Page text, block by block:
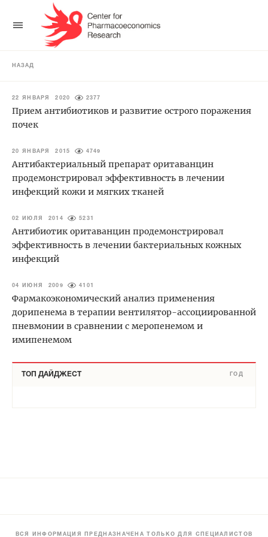
НАЗАД
22 ЯНВАРЯ 2020 2377
Прием антибиотиков и развитие острого поражения
почек
20 ЯНВАРЯ 2015 4749
Антибактериальный препарат оритаванцин
продемонстрировал эффективность в лечении
инфекций кожи и мягких тканей
02 ИЮЛЯ 2014 5231
Антибиотик оритаванцин продемонстрировал
эффективность в лечении бактериальных кожных
инфекций
04 ИЮНЯ 2009 4101
Фармакоэкономический анализ применения
дорипенема в терапии вентилятор-ассоциированной
пневмонии в сравнении с меропенемом и
имипенемом
ТОП ДАЙДЖЕСТ ГОД
ВСЯ ИНФОРМАЦИЯ ПРЕДНАЗНАЧЕНА ТОЛЬКО ДЛЯ СПЕЦИАЛИСТОВ